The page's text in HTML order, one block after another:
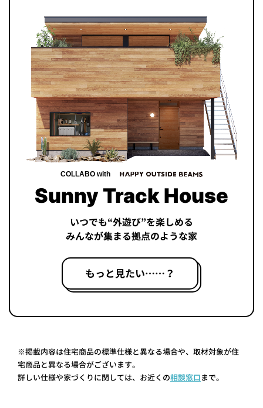
COLLABO with
Sunny Track House
いつでも“外遊び”を楽しめる
みんなが集まる拠点のような家
もっと見たい……？
※掲載内容は住宅商品の標準仕様と異なる場合や、取材対象が住
宅商品と異なる場合がございます。
詳しい仕様や家づくりに関しては、お近くの相談窓口まで。